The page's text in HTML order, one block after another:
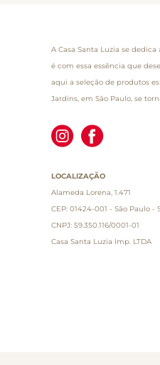
A Casa Santa Luzia se
é com essa essência que
aqui a seleção de produtos
Jardins, em São Paulo, se
LOCALIZAÇÃO
Alameda Lorena, 1.471
CEP: 01424-001 - São Paulo -
CNPJ: 59.350.116/0001-01
Casa Santa Luzia Imp. LTDA